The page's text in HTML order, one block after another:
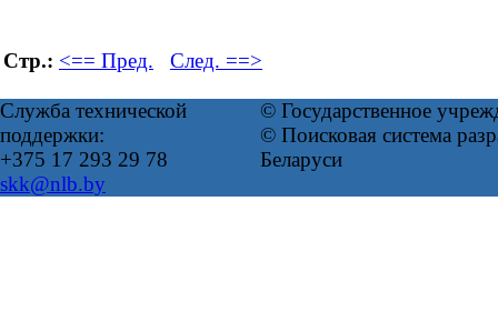
Стр.: <== Пред. След. ==>
Служба технической
поддержки:
+375 17 293 29 78
skk@nlb.by
© Государственное
© Поисковая система
Беларуси